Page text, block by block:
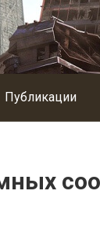
Публикации